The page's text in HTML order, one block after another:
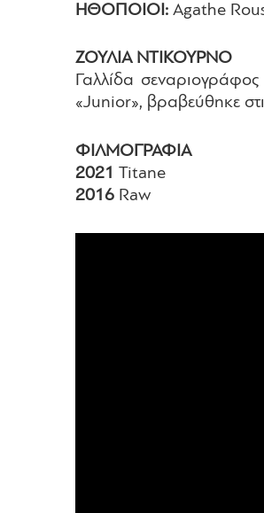
ΗΘΟΠΟΙΟΙ:Agathe
ΖΟΥΛΙΑ ΝΤΙΚΟΥΡΝΟ
Γαλλίδα
«Junior», βραβεύθηκε
ΦΙΛΜΟΓΡΑΦΙΑ
2021Titane
2016 Raw